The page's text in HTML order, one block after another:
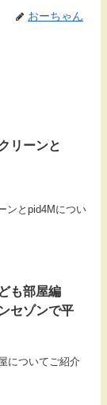
おーちゃん
リーンと
ンとpid4Mについ
ども部屋編
セゾンで平
についてご紹介